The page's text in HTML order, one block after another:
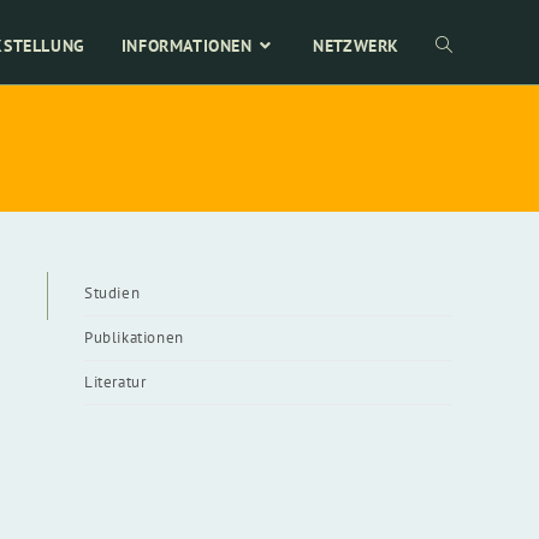
INFORMATIONEN NETZWERK TOGGLE
Studien
Publikationen
Literatur